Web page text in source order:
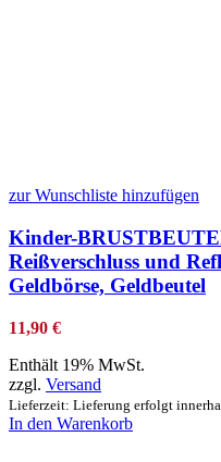
zur Wunschliste hinzufügen
Kinder-
Reißverschluss und
Geldbörse, Geldbeutel
11,90 €
Enthält 19% MwSt.
zzgl. Versand
Lieferzeit: Lieferung erfolgt
In den Warenkorb